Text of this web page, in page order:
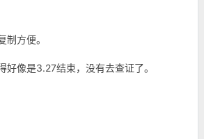
制方便。
好像是3.27结束，没有去查证了。